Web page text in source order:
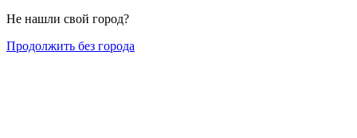
Не нашли свой город?
Продолжить без города